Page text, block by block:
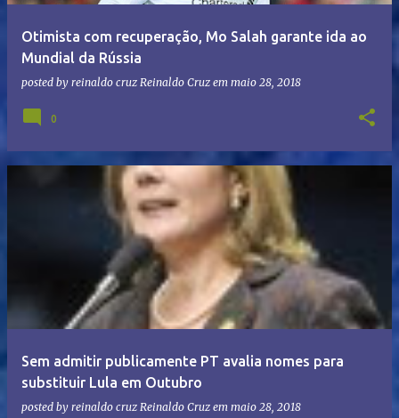
Otimista com recuperação, Mo Salah garante ida ao
Mundial da Rússia
posted by reinaldo cruz Reinaldo Cruz em maio 28, 2018
0
Sem admitir publicamente PT avalia nomes para
substituir Lula em Outubro
posted by reinaldo cruz Reinaldo Cruz em maio 28, 2018